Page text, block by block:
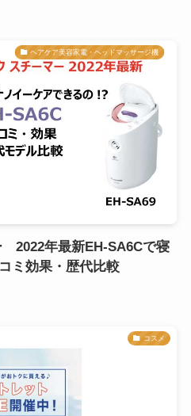
ヘアケア美容家電・ヘッドマッサージ機
2022年最新EH-SA6Cで寝
ミ効果・歴代比較
コスメ